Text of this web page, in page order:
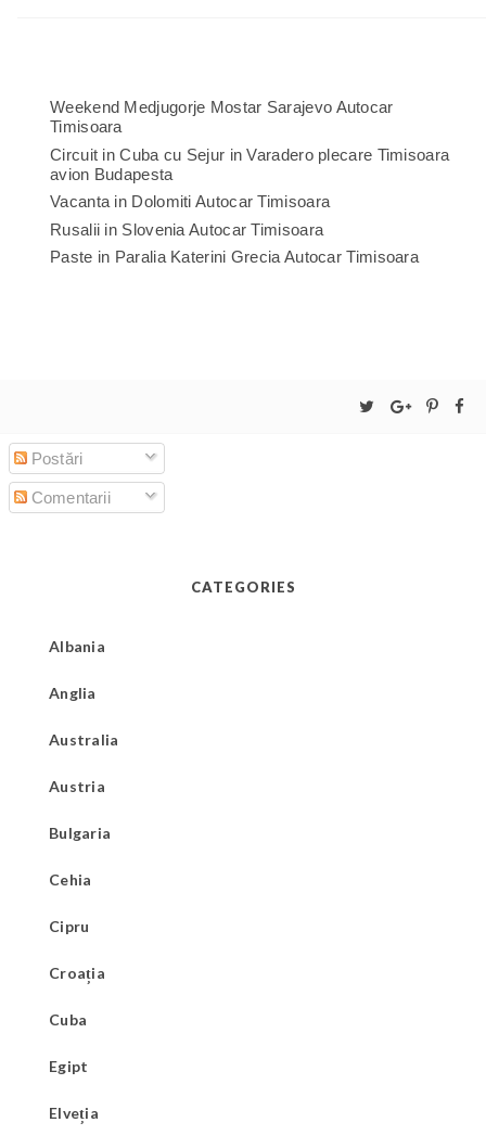
Weekend Medjugorje Mostar Sarajevo Autocar
Timisoara
Circuit in Cuba cu Sejur in Varadero plecare Timisoara
avion Budapesta
Vacanta in Dolomiti Autocar Timisoara
Rusalii in Slovenia Autocar Timisoara
Paste in Paralia Katerini Grecia Autocar Timisoara
Postări
Comentarii
CATEGORIES
Albania
Anglia
Australia
Austria
Bulgaria
Cehia
Cipru
Croația
Cuba
Egipt
Elveția